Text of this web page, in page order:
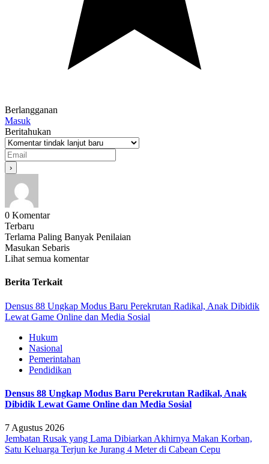
Berlangganan
Masuk
Beritahukan
0 Komentar
Terbaru
Terlama Paling Banyak Penilaian
Masukan Sebaris
Lihat semua komentar
Berita Terkait
Densus 88 Ungkap Modus Baru Perekrutan Radikal, Anak Dibidik
Lewat Game Online dan Media Sosial
Hukum
Nasional
Pemerintahan
Pendidikan
Densus 88 Ungkap Modus Baru Perekrutan Radikal, Anak
Dibidik Lewat Game Online dan Media Sosial
7 Agustus 2026
Jembatan Rusak yang Lama Dibiarkan Akhirnya Makan Korban,
Satu Keluarga Terjun ke Jurang 4 Meter di Cabean Cepu